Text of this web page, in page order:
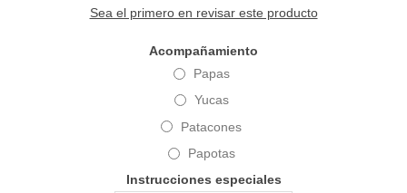
Sea el primero en revisar este producto
Acompañamiento
Papas
Yucas
Patacones
Papotas
Instrucciones especiales